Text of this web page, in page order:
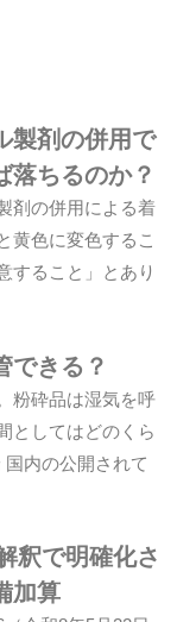
製剤の併用で
落ちるのか？
剤の併用による着
黄色に変色するこ
すること」とあり
できる？
粉砕品は湿気を呼
としてはどのくら
内の公開されて
釈で明確化さ
加算